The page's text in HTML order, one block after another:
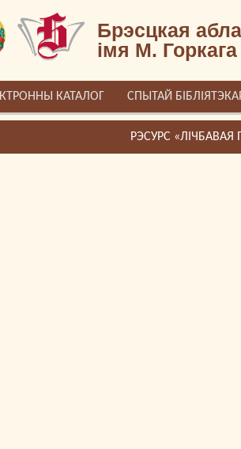
Брэсцкая
імя М. Горкага
КАТАЛОГ СПЫТАЙ
ПАМЯЦЬ БРЭСТЧЫНЫ»